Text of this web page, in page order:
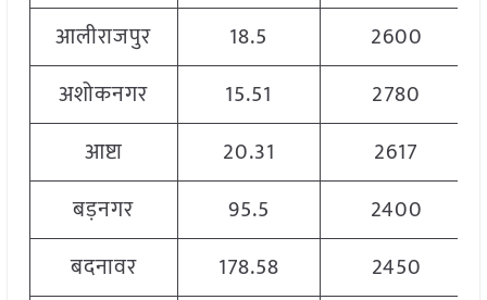
आलीराजपुर
18.5
2600
अशोकनगर
15.51
2780
आष्टा
20.31
2617
बड़नगर
95.5
2400
बदनावर
178.58
2450